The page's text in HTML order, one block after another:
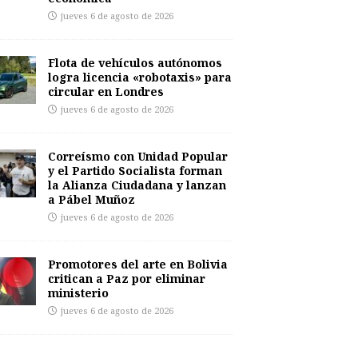
jueves 6 de agosto de 2026
Flota de vehículos autónomos
logra licencia «robotaxis» para
circular en Londres
jueves 6 de agosto de 2026
Correísmo con Unidad Popular
y el Partido Socialista forman
la Alianza Ciudadana y lanzan
a Pábel Muñoz
jueves 6 de agosto de 2026
Promotores del arte en Bolivia
critican a Paz por eliminar
ministerio
jueves 6 de agosto de 2026